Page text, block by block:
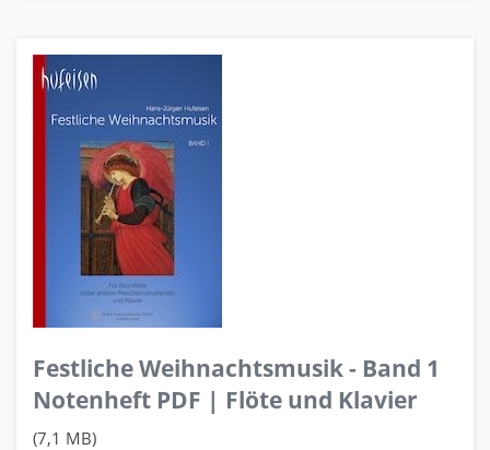
Festliche Weihnachtsmusik - Band 1
Notenheft PDF | Flöte und Klavier
(7,1 MB)